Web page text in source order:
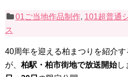
01ご当地作品制作, 101超普通
ス
40周年を迎える柏まつりを紹介
が、柏駅・柏市街地で放送開始し